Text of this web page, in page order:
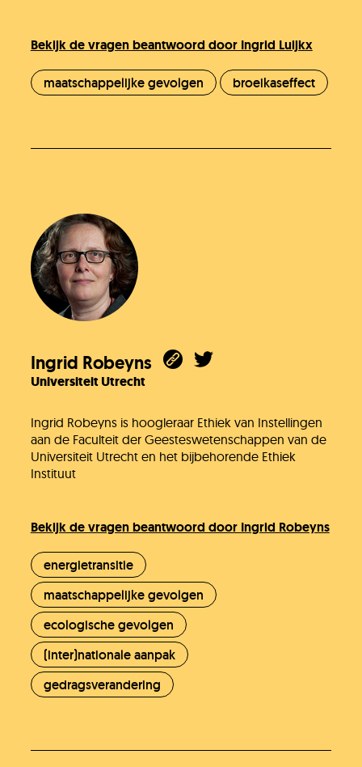
Bekijk de vragen beantwoord door Ingrid Luijkx
maatschappelijke gevolgen broeikaseffect
Ingrid Robeyns
Universiteit Utrecht
Ingrid Robeyns is hoogleraar Ethiek van Instellingen
aan de Faculteit der Geesteswetenschappen van de
Universiteit Utrecht en het bijbehorende Ethiek
Instituut
Bekijk de vragen beantwoord door Ingrid Robeyns
energietransitie
maatschappelijke gevolgen
ecologische gevolgen
(inter)nationale aanpak
gedragsverandering
Heb je het antwoord dat je zocht niet
gevonden?
Stel je vraag